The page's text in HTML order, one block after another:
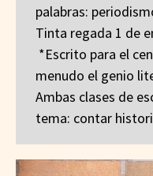
palabras:
Tinta regada 1
*Escrito para el
menudo el genio
Ambas clases de
tema: contar